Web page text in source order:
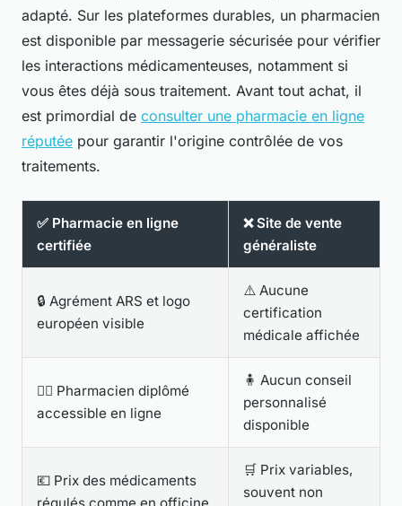
adapté. Sur les plateformes durables, un pharmacien
est disponible par messagerie sécurisée pour vérifier
les interactions médicamenteuses, notamment si
vous êtes déjà sous traitement. Avant tout achat, il
est primordial de consulter une pharmacie en ligne
réputée pour garantir l'origine contrôlée de vos
traitements.
✅ Pharmacie en ligne
certifiée
❌ Site de vente
généraliste
🔒 Agrément ARS et logo
européen visible
⚠️ Aucune
certification
médicale affichée
👩‍⚕️ Pharmacien diplômé
accessible en ligne
🧍 Aucun conseil
personnalisé
disponible
💶 Prix des médicaments
régulés comme en officine
🛒 Prix variables,
souvent non